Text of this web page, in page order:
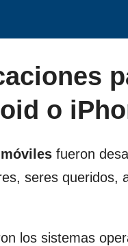
o
fueron
seres
los sistemas